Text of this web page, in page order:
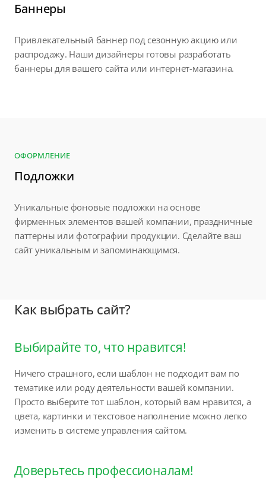
Баннеры
Привлекательный баннер под сезонную акцию или
распродажу. Наши дизайнеры готовы разработать
баннеры для вашего сайта или интернет-магазина.
ОФОРМЛЕНИЕ
Подложки
Уникальные фоновые подложки на основе
фирменных элементов вашей компании, праздничные
паттерны или фотографии продукции. Сделайте ваш
сайт уникальным и запоминающимся.
Как выбрать сайт?
Выбирайте то, что нравится!
Ничего страшного, если шаблон не подходит вам по
тематике или роду деятельности вашей компании.
Просто выберите тот шаблон, который вам нравится, а
цвета, картинки и текстовое наполнение можно легко
изменить в системе управления сайтом.
Доверьтесь профессионалам!